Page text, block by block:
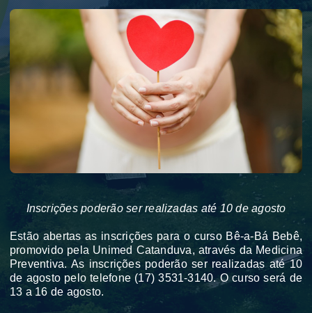
Inscrições poderão ser realizadas até 10 de agosto
Estão abertas as inscrições para o curso Bê-a-Bá Bebê,
promovido pela Unimed Catanduva, através da Medicina
Preventiva. As inscrições poderão ser realizadas até 10
de agosto pelo telefone (17) 3531-3140. O curso será de
13 a 16 de agosto.